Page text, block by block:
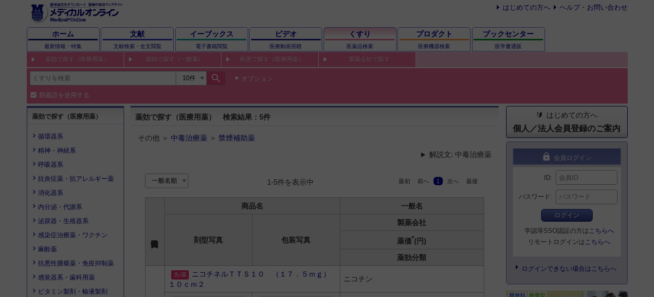
はじめての方へ ヘルプ・お問い合わせ
ホーム
最新情報・特集
文献
文献検索・全文閲覧
イーブックス
電子書籍閲覧
ビデオ
医療動画視聴
くすり
医薬品検索
プロダクト
医療機器検索
ブックセンター
医学書通販
薬効で探す（医療用薬） 薬効で探す（一般薬） 疾患で探す（医療用薬） 製薬会社で探す
search オプション
類義語を使用する
薬効で探す（医療用薬）
循環器系
精神・神経系
呼吸器系
抗炎症薬・抗アレルギー薬
消化器系
内分泌・代謝系
泌尿器・生殖器系
感染症治療薬・ワクチン
麻酔薬
抗悪性腫瘍薬・免疫抑制薬
感覚器系・歯科用薬
ビタミン製剤・輸液製剤
薬効で探す（医療用薬） 検索結果：5件
その他 ＞ 中毒治療薬 ＞ 禁煙補助薬
解説文: 中毒治療薬
1-5件を表示中 最初 前へ 1 次へ 最後
商品名 一般名
剤型写真 包装写真
製薬会社
薬価*(円)
薬効分類
ニコチネルＴＴＳ１０ （１７．５ｍｇ）
１０ｃｍ２
ニコチン
はじめての方へ
個人／法人会員登録のご案内
lock 会員ログイン
ID
パスワード
ログイン
学認等SSO認証の方は こちらへ
リモートログインは こちらへ
ログインできない場合はこちらへ